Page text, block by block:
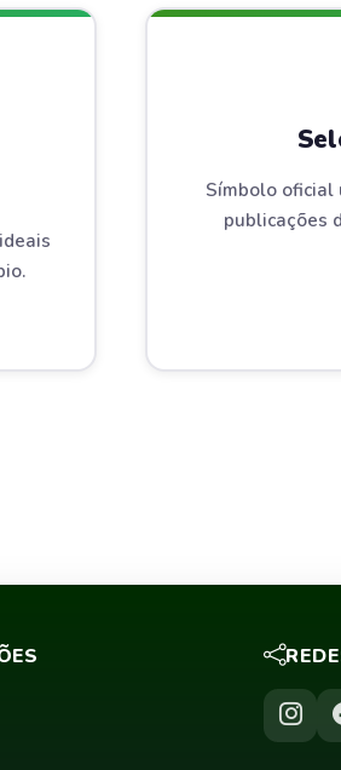
Símbolo oficial
publicações